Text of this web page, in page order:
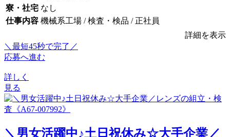
寮・社宅 なし
仕事内容 機械系工場 / 検査・検品 / 正社員
詳細を表示
＼最短45秒で完了／
応募へ進む
詳しく
見る
＼男女活躍中♪土日祝休み☆大手企業／